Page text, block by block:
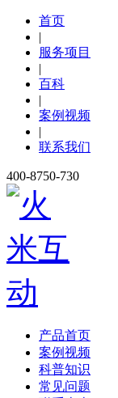
首页
|
服务项目
|
百科
|
案例视频
|
联系我们
400-8750-730
产品首页
案例视频
科普知识
常见问题